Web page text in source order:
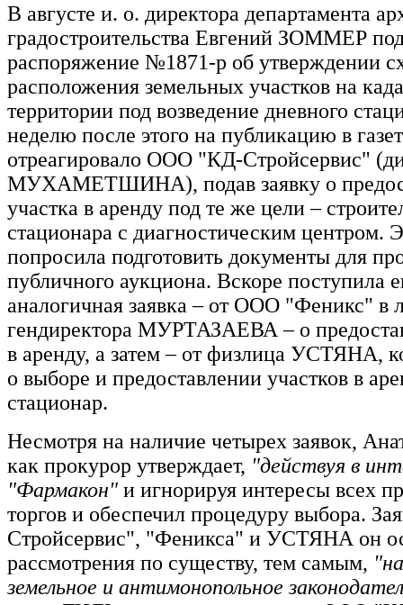
В августе и. о. директора департамента
градостроительства Евгений ЗОММЕР
распоряжение №1871-р об утверждении
расположения земельных участков на
территории под возведение дневного
неделю после этого на публикацию в
отреагировало ООО "КД-Стройсервис"
МУХАМЕТШИНА), подав заявку о
участка в аренду под те же цели –
стационара с диагностическим центром.
попросила подготовить документы для
публичного аукциона. Вскоре поступила
аналогичная заявка – от ООО "Феникс" в
гендиректора МУРТАЗАЕВА – о
в аренду, а затем – от физлица УСТЯНА,
о выборе и предоставлении участков в
стационар.
Несмотря на наличие четырех заявок,
как прокурор утверждает, "действуя в
"Фармакон" и игнорируя интересы всех
торгов и обеспечил процедуру выбора.
Стройсервис", "Феникса" и УСТЯНА он
рассмотрения по существу, тем самым,
земельное и антимонопольное